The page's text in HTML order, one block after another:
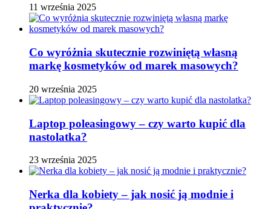
11 września 2025
Co wyróżnia skutecznie rozwiniętą własną
markę kosmetyków od marek masowych?
20 września 2025
Laptop poleasingowy – czy warto kupić dla
nastolatka?
23 września 2025
Nerka dla kobiety – jak nosić ją modnie i